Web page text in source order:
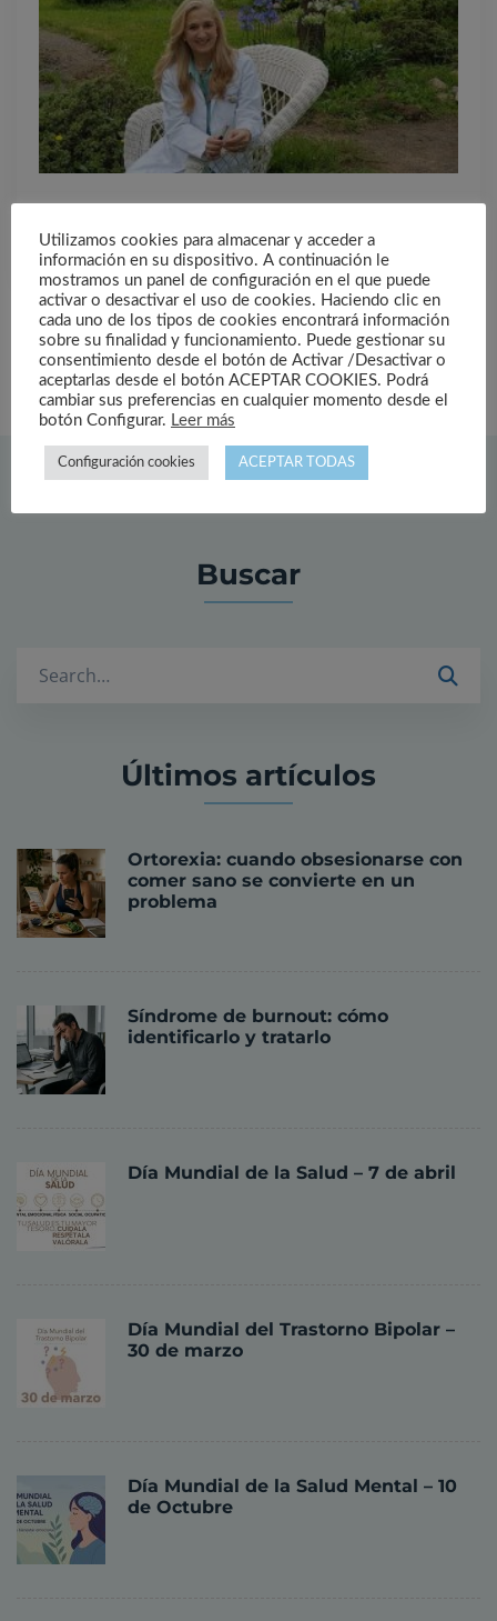
Buscar
Últimos artículos
Ortorexia: cuando obsesionarse con
comer sano se convierte en un
problema
Síndrome de burnout: cómo
identificarlo y tratarlo
Día Mundial de la Salud – 7 de abril
Día Mundial del Trastorno Bipolar –
30 de marzo
Día Mundial de la Salud Mental – 10
de Octubre
Utilizamos cookies para almacenar y acceder a
información en su dispositivo. A continuación le
mostramos un panel de configuración en el que puede
activar o desactivar el uso de cookies. Haciendo clic en
cada uno de los tipos de cookies encontrará información
sobre su finalidad y funcionamiento. Puede gestionar su
consentimiento desde el botón de Activar /Desactivar o
aceptarlas desde el botón ACEPTAR COOKIES. Podrá
cambiar sus preferencias en cualquier momento desde el
botón Configurar. Leer más
Configuración cookies ACEPTAR TODAS